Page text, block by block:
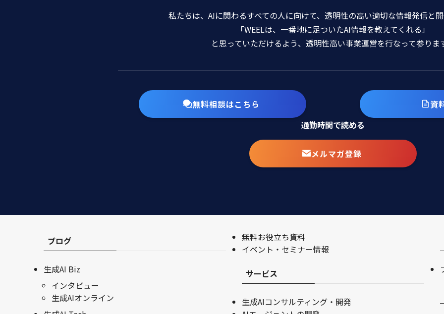
私たちは、AIに関わるすべての人に向けて、透明性の高い適切な情報発信と
「WEELは、一番地に足ついたAI情報を教えてくれる」
と思っていただけるよう、透明性高い事業運営を行なって参りま
無料相談はこちら
資
通勤時間で読める
メルマガ登録
ブログ
生成AI Biz
インタビュー
生成AIオンライン
無料お役立ち資料
イベント・セミナー情報
サービス
生成AIコンサルティング・開発